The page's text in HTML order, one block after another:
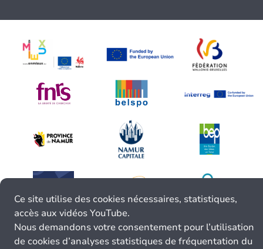
Ce site utilise des cookies nécessaires, statistiques,
accès aux vidéos YouTube.
Nous demandons votre consentement pour l’utilisation
de cookies d’analyses statistiques de fréquentation du